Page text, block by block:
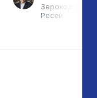
Зерокодер
Ресей